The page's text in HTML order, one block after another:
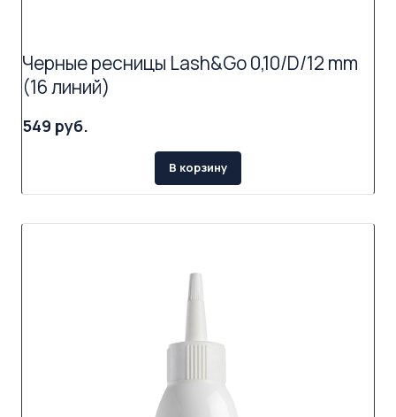
Черные ресницы Lash&Go 0,10/D/12 mm
(16 линий)
549 руб.
В корзину